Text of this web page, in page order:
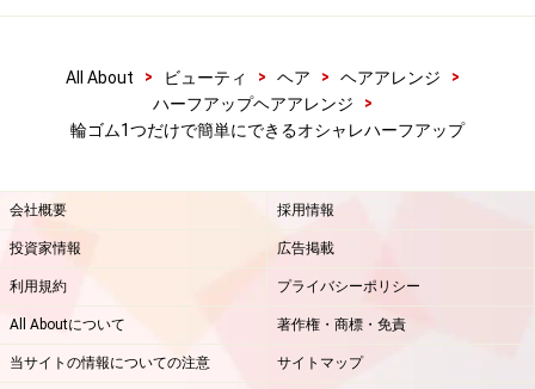
All About > ビューティ > ヘア > ヘアアレンジ
>
ハーフアップヘアアレンジ
>
輪ゴム1つだけで簡単にできるオシャレハーフアップ
会社概要 採用情報
投資家情報 広告掲載
利用規約 プライバシーポリシー
All Aboutについて 著作権・商標・免責
当サイトの情報についての注意 サイトマップ